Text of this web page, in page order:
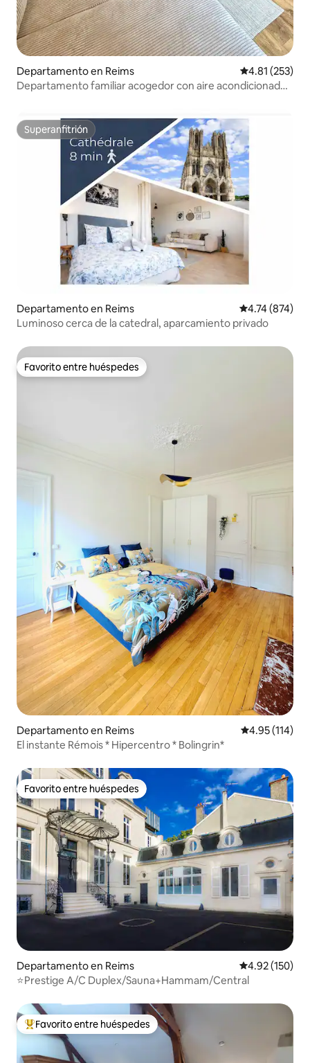
Departamento en Reims Calificación
4.81 (253)
Departamento familiar acogedor con aire acondicionado,
Superanfitrión
Superanfitrión
Departamento en Reims Calificación
4.74 (874)
Luminoso cerca de la catedral, aparcamiento privado
Favorito entre huéspedes
Favorito entre huéspedes
Departamento en Reims Calificación
4.95 (114)
El instante Rémois * Hipercentro * Bolingrin*
Favorito entre huéspedes
Favorito entre huéspedes
Departamento en Reims Calificación
4.92 (150)
⭐️Prestige A/C Duplex/Sauna+Hammam/Central
De los mejores en Favorito entre huéspedes
Favorito entre huéspedes